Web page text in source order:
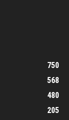
750
568
480
205